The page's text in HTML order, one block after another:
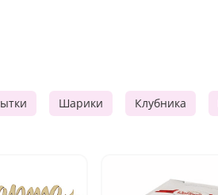
Шарики Клубника